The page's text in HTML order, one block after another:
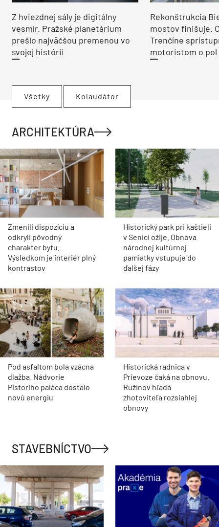
Z hviezdnej sály je digitálny
vesmír. Pražské planetárium
prešlo najväčšou premenou vo
svojej histórii
Rekonštrukcia
mostov finišuje.
Trenčíne
motoristom o pol
Všetky Kolaudátor
ARCHITEKTÚRA
Zmenili dispozíciu a
odkryli pôvodný
charakter bytu.
Výsledkom je interiér plný
kontrastov
Historický park pri kaštieli
v Senici ožije. Obnova
národnej kultúrnej
pamiatky vstupuje do
ďalšej fázy
Pod asfaltom bola vzácna
dlažba. Nádvorie
Pistoriho paláca dostalo
novú energiu
Historická radnica v
Prievoze čaká na obnovu.
Ružinov hľadá
zhotoviteľa rozsiahlej
obnovy
STAVEBNÍCTVO